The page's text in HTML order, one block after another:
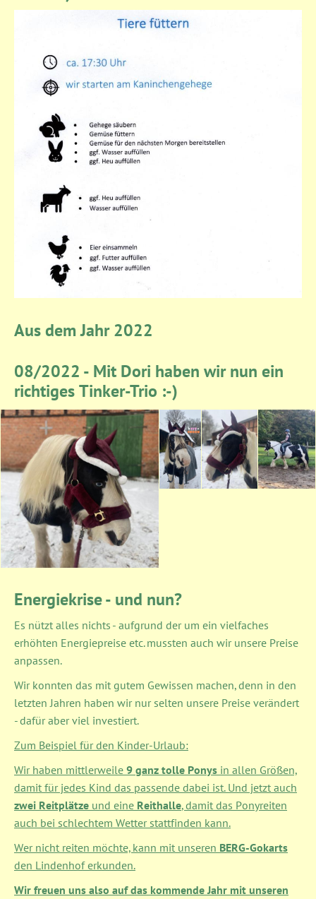
Aus dem Jahr 2022
08/2022 - Mit Dori haben wir nun ein
richtiges Tinker-Trio :-)
Energiekrise - und nun?
Es nützt alles nichts - aufgrund der um ein vielfaches
erhöhten Energiepreise etc. mussten auch wir unsere Preise
anpassen.
Wir konnten das mit gutem Gewissen machen, denn in den
letzten Jahren haben wir nur selten unsere Preise verändert
- dafür aber viel investiert.
Zum Beispiel für den Kinder-Urlaub:
Wir haben mittlerweile 9 ganz tolle Ponys in allen Größen,
damit für jedes Kind das passende dabei ist. Und jetzt auch
zwei Reitplätze und eine Reithalle, damit das Ponyreiten
auch bei schlechtem Wetter stattfinden kann.
Wer nicht reiten möchte, kann mit unseren BERG-Gokarts
den Lindenhof erkunden.
Wir freuen uns also auf das kommende Jahr mit unseren